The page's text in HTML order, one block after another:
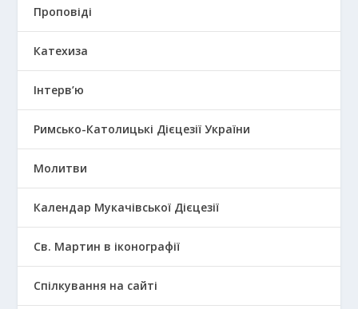
Проповіді
Катехиза
Інтерв’ю
Римсько-Католицькі Дієцезії України
Молитви
Календар Мукачівської Дієцезії
Св. Мартин в іконографії
Спілкування на сайті